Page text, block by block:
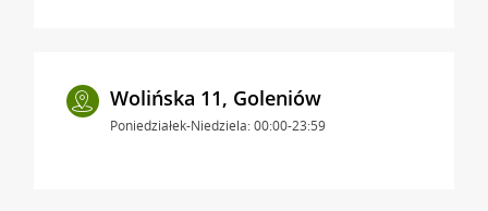
Wolińska 11, Goleniów
Poniedziałek-Niedziela: 00:00-23:59